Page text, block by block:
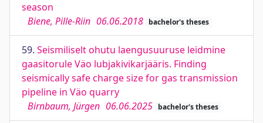
season
Biene, Pille-Riin 06.06.2018 bachelor's theses
59. Seismiliselt ohutu laengusuuruse leidmine
gaasitorule Väo lubjakivikarjääris. Finding
seismically safe charge size for gas transmission
pipeline in Väo quarry
Birnbaum, Jürgen 06.06.2025 bachelor's theses